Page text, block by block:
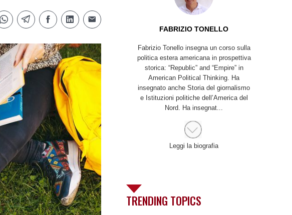
FABRIZIO TONELLO
Fabrizio Tonello insegna un corso sulla
politica estera americana in prospettiva
storica: “Republic” and “Empire” in
American Political Thinking. Ha
insegnato anche Storia del giornalismo
e Istituzioni politiche dell’America del
Nord. Ha insegnat...
Interruttore
Leggi la biografia
TRENDING TOPICS